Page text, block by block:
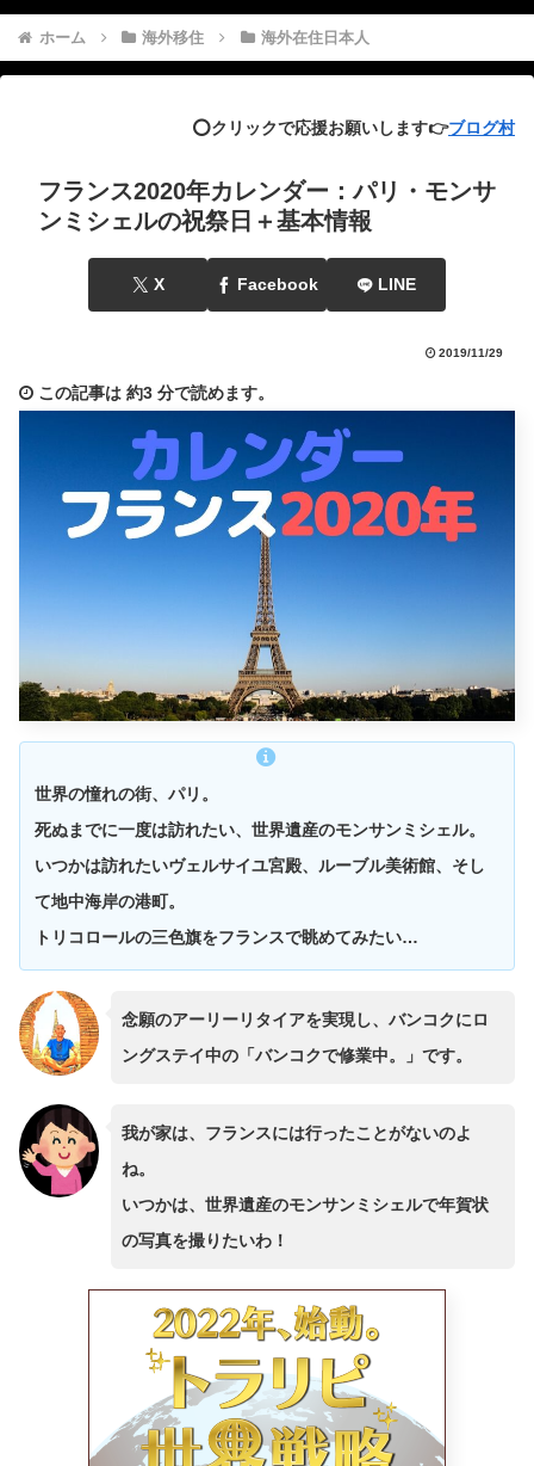
ホーム 海外移住 海外在住日本人
⭕️クリックで応援お願いします👉ブログ村
フランス2020年カレンダー：パリ・モンサ
ンミシェルの祝祭日＋基本情報
X Facebook LINE
2019/11/29
この記事は 約3 分で読めます。
世界の憧れの街、パリ。
死ぬまでに一度は訪れたい、世界遺産のモンサンミシェル。
いつかは訪れたいヴェルサイユ宮殿、ルーブル美術館、そし
て地中海岸の港町。
トリコロールの三色旗をフランスで眺めてみたい…
念願のアーリーリタイアを実現し、バンコクにロ
ングステイ中の「バンコクで修業中。」です。
我が家は、フランスには行ったことがないのよ
ね。
いつかは、世界遺産のモンサンミシェルで年賀状
の写真を撮りたいわ！